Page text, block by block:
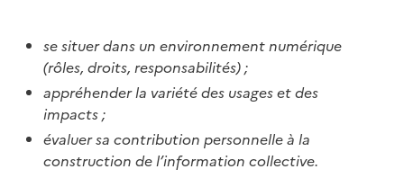
se situer dans un environnement numérique
(rôles, droits, responsabilités) ;
appréhender la variété des usages et des
impacts ;
évaluer sa contribution personnelle à la
construction de l’information collective.